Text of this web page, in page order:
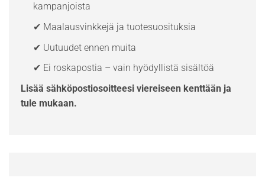
kampanjoista
✔ Maalausvinkkejä ja tuotesuosituksia
✔ Uutuudet ennen muita
✔ Ei roskapostia – vain hyödyllistä sisältöä
Lisää sähköpostiosoitteesi viereiseen kenttään ja
tule mukaan.